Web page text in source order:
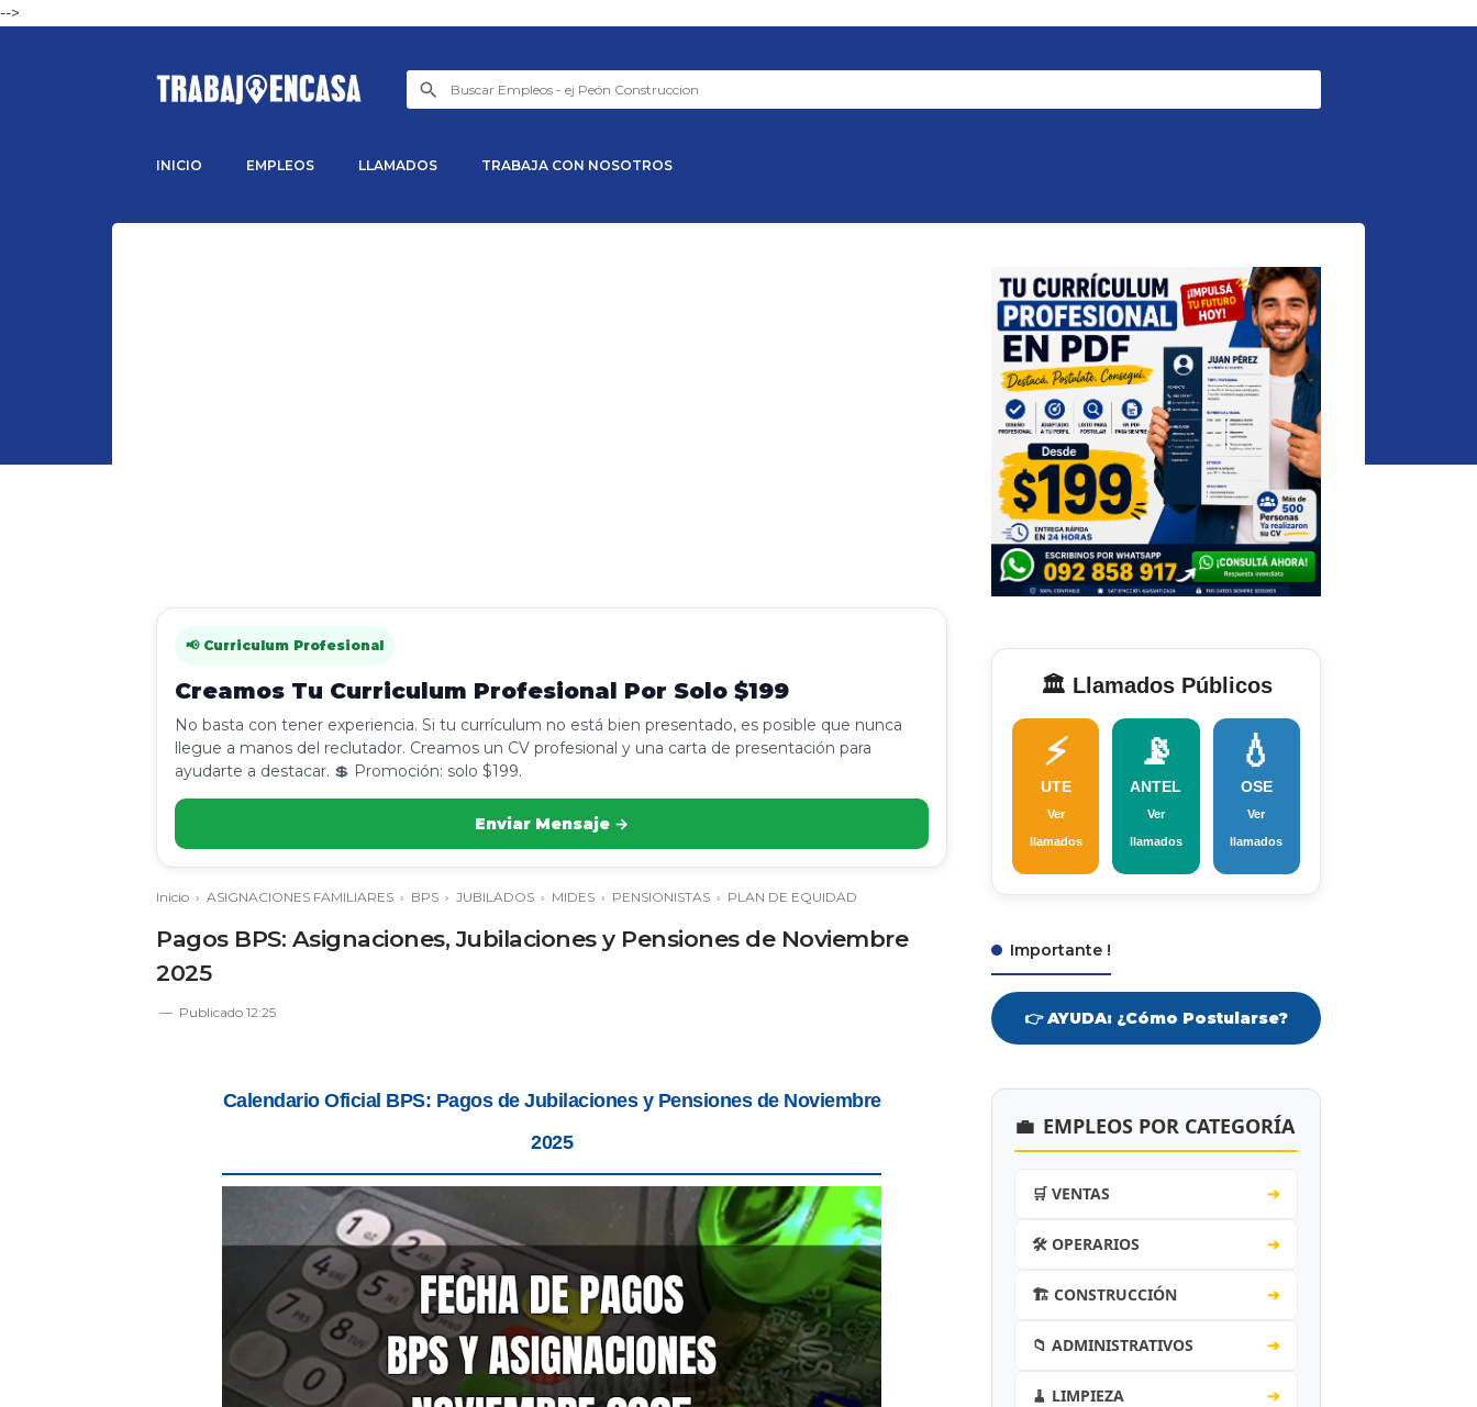
-->
INICIO EMPLEOS LLAMADOS TRABAJA CON NOSOTROS
📢 Curriculum Profesional
Creamos Tu Curriculum Profesional Por Solo $199
No basta con tener experiencia. Si tu currículum no está bien presentado, es posible que nunca
llegue a manos del reclutador. Creamos un CV profesional y una carta de presentación para
ayudarte a destacar. 💲 Promoción: solo $199.
Enviar Mensaje →
Inicio › ASIGNACIONES FAMILIARES › BPS › JUBILADOS › MIDES › PENSIONISTAS › PLAN DE EQUIDAD
Pagos BPS: Asignaciones, Jubilaciones y Pensiones de Noviembre
2025
Publicado 12:25
Calendario Oficial BPS: Pagos de Jubilaciones y Pensiones de Noviembre
2025
🏛️ Llamados Públicos
⚡
UTE
Ver
llamados
📡
ANTEL
Ver
llamados
💧
OSE
Ver
llamados
Importante !
👉 AYUDA: ¿Cómo Postularse?
💼 EMPLEOS POR CATEGORÍA
🛒 VENTAS ➔
🛠️ OPERARIOS ➔
🏗️ CONSTRUCCIÓN ➔
📁 ADMINISTRATIVOS ➔
🧹 LIMPIEZA ➔